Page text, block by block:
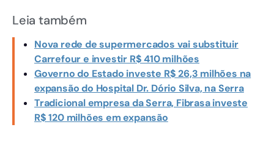
Leia também
Nova rede de supermercados vai substituir
Carrefour e investir R$ 410 milhões
Governo do Estado investe R$ 26,3 milhões na
expansão do Hospital Dr. Dório Silva, na Serra
Tradicional empresa da Serra, Fibrasa investe
R$ 120 milhões em expansão